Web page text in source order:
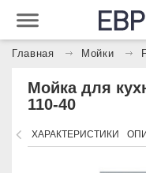
Главная Мойки
Мойка для
110-40
ХАРАКТЕРИСТИКИ